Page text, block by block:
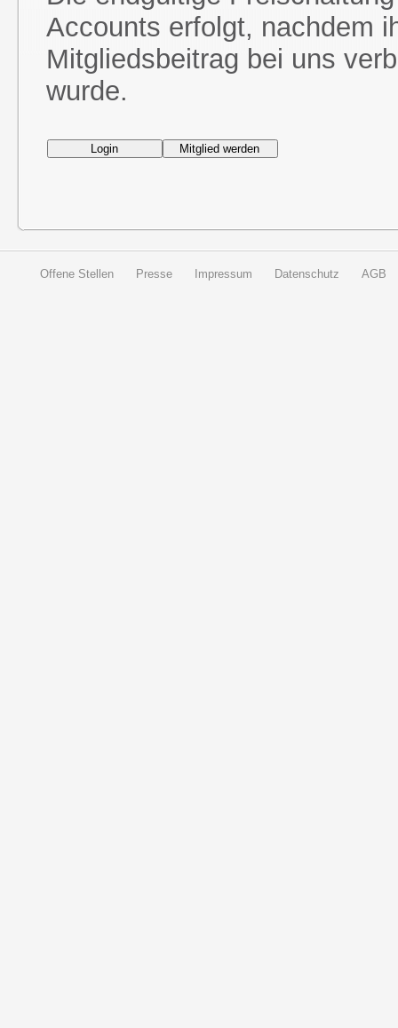
Accounts erfolgt, nachdem
Mitgliedsbeitrag bei uns
wurde.
Offene Stellen Presse Impressum Datenschutz AGB